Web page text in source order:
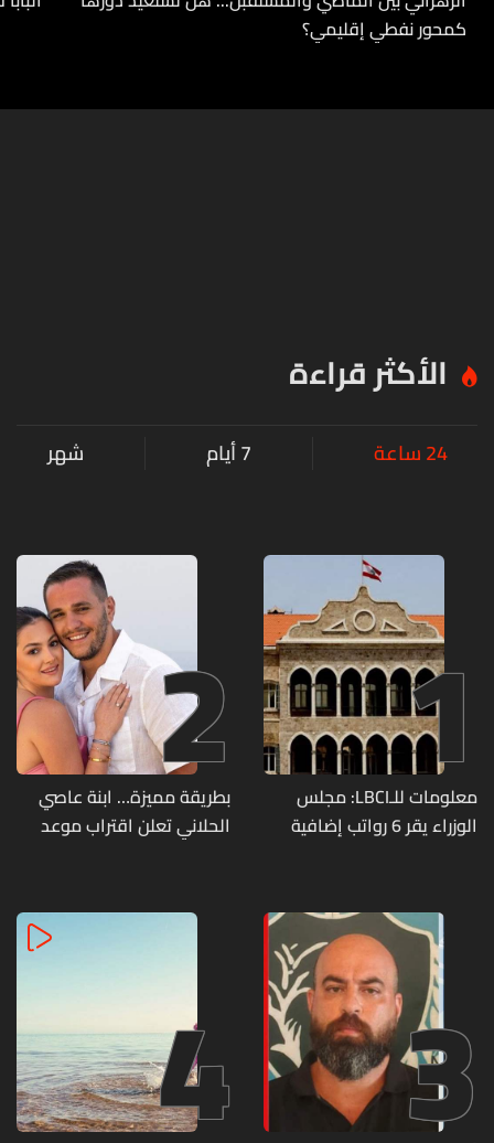
كمحور نفطي إقليمي؟
الأكثر قراءة
24 ساعة 7 أيام شهر
1
معلومات للـLBCI: مجلس
الوزراء يقر 6 رواتب إضافية
منذ آذار
2
بطريقة مميزة… ابنة عاصي
الحلاني تعلن اقتراب موعد
3
4